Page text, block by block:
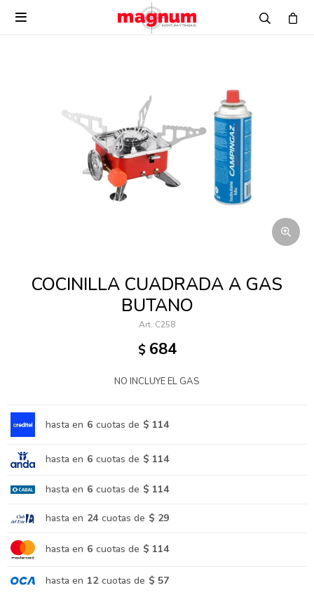

COCINILLA CUADRADA A GAS
BUTANO
C258
$ 684
NO INCLUYE EL GAS
hasta en 6 cuotas de $ 114
hasta en 6 cuotas de $ 114
hasta en 6 cuotas de $ 114
hasta en 24 cuotas de $ 29
hasta en 6 cuotas de $ 114
hasta en 12 cuotas de $ 57